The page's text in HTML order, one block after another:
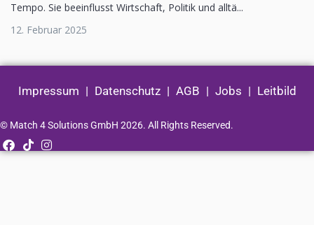
Tempo. Sie beeinflusst Wirtschaft, Politik und alltä...
12. Februar 2025
Impressum | Datenschutz| AGB | Jobs | Leitbild
© Match 4 Solutions GmbH 2026. All Rights Reserved.